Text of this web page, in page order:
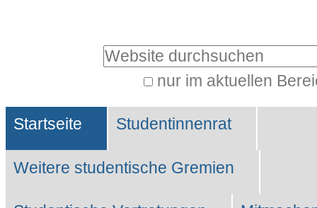
Website durchsuchen
nur im aktuellen
Suche…
Sektionen
Startseite Studentinnenrat
Weitere studentische Gremien